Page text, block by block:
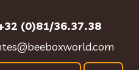
(0)81/36.37.38